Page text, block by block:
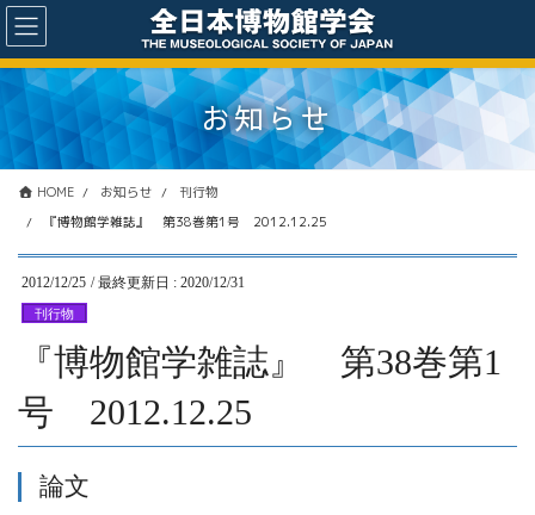
コ
ン
テ
に
移
ナ
ビ
ゲ
ョ
ン
お知らせ
HOME お知らせ
刊行物
『博物館学雑誌』 第38巻第1号 2012.12.25
2012/12/25 / 最終更新日 : 2020/12/31
刊行物
『博物館学雑誌』 第38巻第1
号 2012.12.25
論文